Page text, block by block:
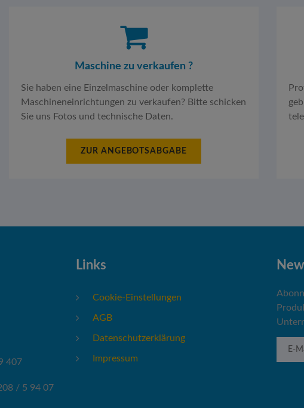
Maschine zu verkaufen ?
Sie haben eine Einzelmaschine oder komplette
Maschineneinrichtungen zu verkaufen? Bitte schicken
Sie uns Fotos und technische Daten.
ZUR ANGEBOTSABGABE
407
/ 5 94 07
Links
Cookie-Einstellungen
AGB
Datenschutzerklärung
Impressum
E-